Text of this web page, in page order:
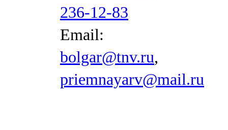
236-12-83
Email:
bolgar@tnv.ru,
priemnayarv@mail.ru